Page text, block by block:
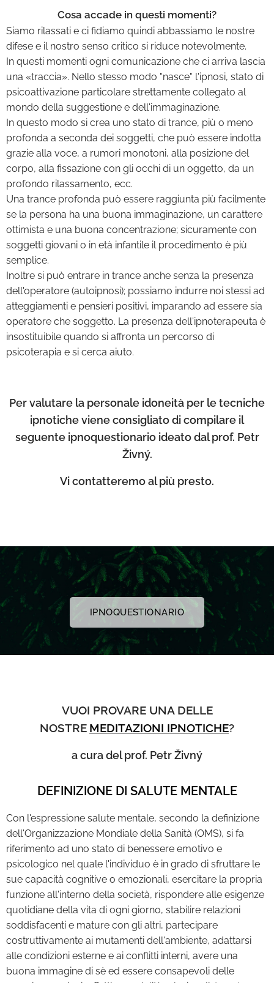
Cosa accade in questi momenti?
Siamo rilassati e ci fidiamo quindi abbassiamo le nostre
difese e il nostro senso critico si riduce notevolmente.
In questi momenti ogni comunicazione che ci arriva lascia
una «traccia». Nello stesso modo "nasce" l'ipnosi, stato di
psicoattivazione particolare strettamente collegato al
mondo della suggestione e dell'immaginazione.
In questo modo si crea uno stato di trance, più o meno
profonda a seconda dei soggetti, che può essere indotta
grazie alla voce, a rumori monotoni, alla posizione del
corpo, alla fissazione con gli occhi di un oggetto, da un
profondo rilassamento, ecc.
Una trance profonda può essere raggiunta più facilmente
se la persona ha una buona immaginazione, un carattere
ottimista e una buona concentrazione; sicuramente con
soggetti giovani o in età infantile il procedimento è più
semplice.
Inoltre si può entrare in trance anche senza la presenza
dell'operatore (autoipnosi); possiamo indurre noi stessi ad
atteggiamenti e pensieri positivi, imparando ad essere sia
operatore che soggetto. La presenza dell'ipnoterapeuta è
insostituibile quando si affronta un percorso di
psicoterapia e si cerca aiuto.
Per valutare la personale idoneità per le tecniche
ipnotiche viene consigliato di compilare il
seguente ipnoquestionario ideato dal prof. Petr
Živný.
Vi contatteremo al più presto.
IPNOQUESTIONARIO
VUOI PROVARE UNA DELLE
NOSTRE MEDITAZIONI IPNOTICHE?
a cura del prof. Petr Živný
DEFINIZIONE DI SALUTE MENTALE
Con l'espressione salute mentale, secondo la definizione
dell'Organizzazione Mondiale della Sanità (OMS), si fa
riferimento ad uno stato di benessere emotivo e
psicologico nel quale l'individuo è in grado di sfruttare le
sue capacità cognitive o emozionali, esercitare la propria
funzione all'interno della società, rispondere alle esigenze
quotidiane della vita di ogni giorno, stabilire relazioni
soddisfacenti e mature con gli altri, partecipare
costruttivamente ai mutamenti dell'ambiente, adattarsi
alle condizioni esterne e ai conflitti interni, avere una
buona immagine di sè ed essere consapevoli delle